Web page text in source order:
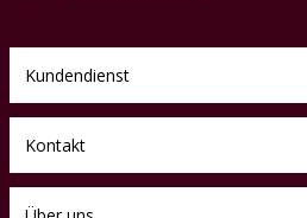
Kundendienst
Kontakt